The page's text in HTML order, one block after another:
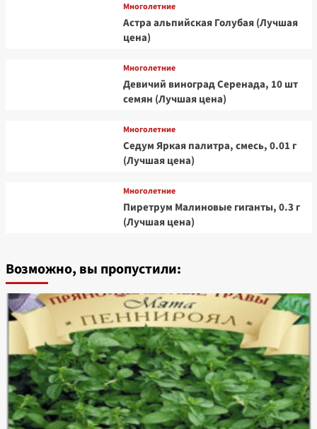
Многолетние
Астра альпийская Голубая (Лучшая
цена)
Многолетние
Девичий виноград Серенада, 10 шт
семян (Лучшая цена)
Многолетние
Седум Яркая палитра, смесь, 0.01 г
(Лучшая цена)
Многолетние
Пиретрум Малиновые гиганты, 0.3 г
(Лучшая цена)
Возможно, вы пропустили: